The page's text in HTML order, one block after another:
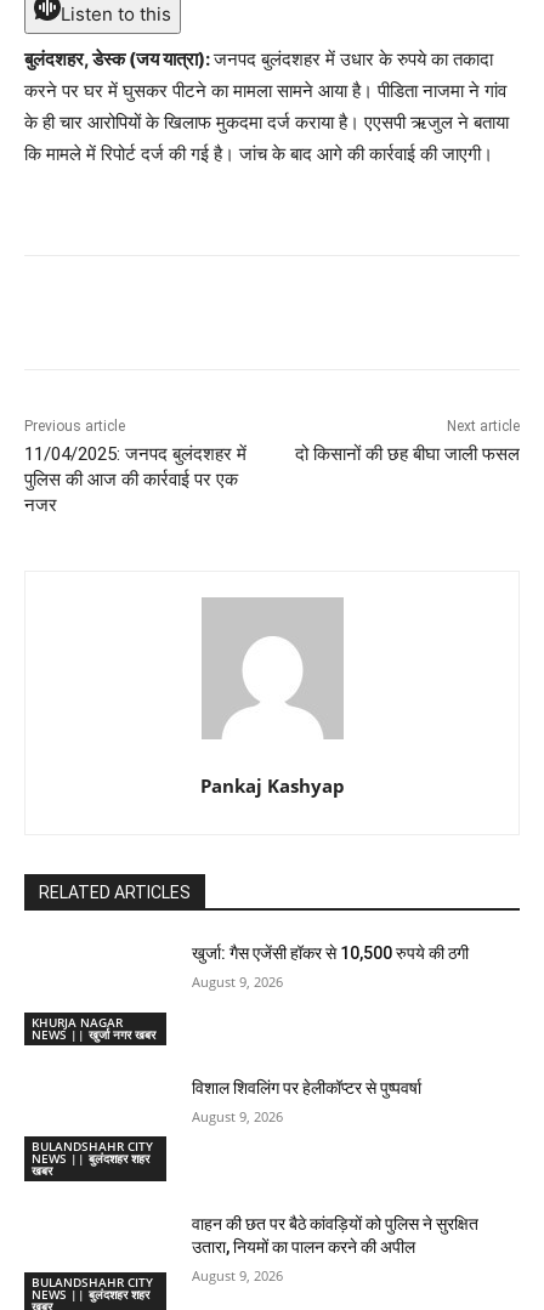
Listen to this
बुलंदशहर, डेस्क (जय यात्रा):जनपद बुलंदशहर में उधार के रुपये का तकादा
करने पर घर में घुसकर पीटने का मामला सामने आया है। पीडिता नाजमा ने गांव
के ही चार आरोपियों के खिलाफ मुकदमा दर्ज कराया है। एएसपी ऋजुल ने बताया
कि मामले में रिपोर्ट दर्ज की गई है। जांच के बाद आगे की कार्रवाई की जाएगी।
Previous article
11/04/2025: जनपद बुलंदशहर में
पुलिस की आज की कार्रवाई पर एक
नजर
Next article
दो किसानों की छह बीघा जाली फसल
Pankaj Kashyap
RELATED ARTICLES
KHURJA NAGAR
NEWS || खुर्जा नगर खबर
खुर्जा: गैस एजेंसी हॉकर से 10,500 रुपये की ठगी
August 9, 2026
BULANDSHAHR CITY
NEWS || बुलंदशहर शहर
खबर
विशाल शिवलिंग पर हेलीकॉप्टर से पुष्पवर्षा
August 9, 2026
BULANDSHAHR CITY
NEWS || बुलंदशहर शहर
खबर
वाहन की छत पर बैठे कांवड़ियों को पुलिस ने सुरक्षित
उतारा, नियमों का पालन करने की अपील
August 9, 2026